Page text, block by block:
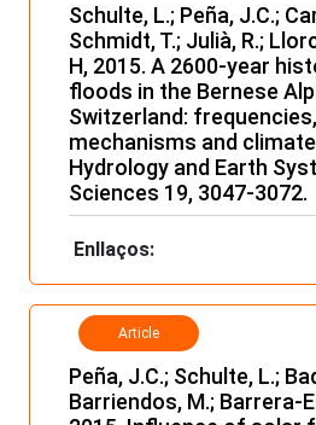
Schulte, L.; Peña, J.C.;
Schmidt, T.; Julià, R.;
H, 2015. A 2600-year
floods in the Bernese
Switzerland: frequencies,
mechanisms and
Hydrology and Earth
Sciences 19, 3047-3072.
Enllaços:
Article
Peña, J.C.; Schulte, L.;
Barriendos, M.; Barrera-